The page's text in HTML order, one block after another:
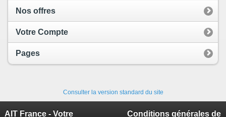
Nos offres
Votre Compte
Pages
Consulter la version standard du site
AIT France - Votre Conditions générales de